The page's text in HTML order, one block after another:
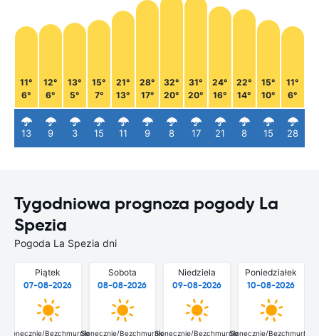
11°
6°
13
12°
6°
9
13°
5°
3
15°
7°
15
21°
13°
11
28°
17°
9
32°
20°
8
31°
20°
17
24°
16°
21
22°
14°
8
15°
10°
15
11°
6°
28
Tygodniowa prognoza pogody La
Spezia
Pogoda La Spezia dni
Piątek
07-08-2026
Słonecznie/Bezchmurnie
Sobota
08-08-2026
Słonecznie/Bezchmurnie
Niedziela
09-08-2026
Słonecznie/Bezchmurnie
Poniedziałek
10-08-2026
Słonecznie/Bezchmurnie